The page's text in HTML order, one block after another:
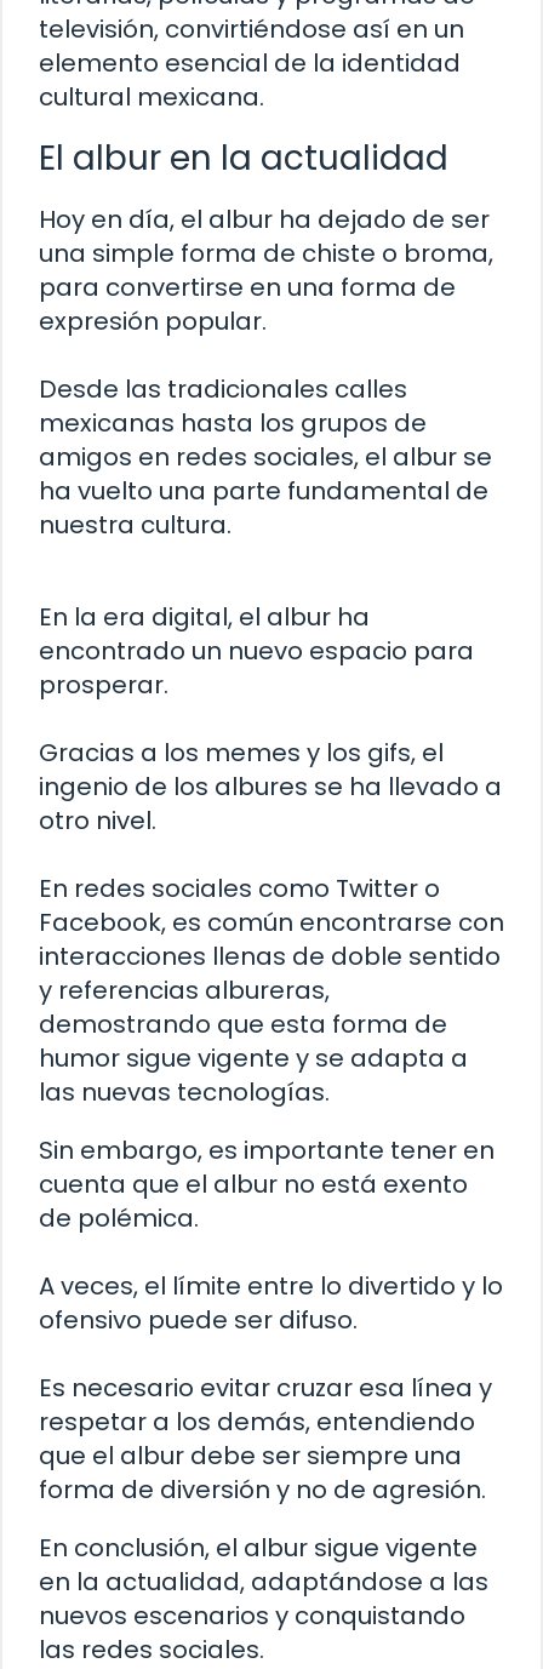
televisión, convirtiéndose así en un
elemento esencial de la identidad
cultural mexicana.
El albur en la actualidad
Hoy en día, el albur ha dejado de ser
una simple forma de chiste o broma,
para convertirse en una forma de
expresión popular.
Desde las tradicionales calles
mexicanas hasta los grupos de
amigos en redes sociales, el albur se
ha vuelto una parte fundamental de
nuestra cultura.
En la era digital, el albur ha
encontrado un nuevo espacio para
prosperar.
Gracias a los memes y los gifs, el
ingenio de los albures se ha llevado a
otro nivel.
En redes sociales como Twitter o
Facebook, es común encontrarse con
interacciones llenas de doble sentido
y referencias albureras,
demostrando que esta forma de
humor sigue vigente y se adapta a
las nuevas tecnologías.
Sin embargo, es importante tener en
cuenta que el albur no está exento
de polémica.
A veces, el límite entre lo divertido y lo
ofensivo puede ser difuso.
Es necesario evitar cruzar esa línea y
respetar a los demás, entendiendo
que el albur debe ser siempre una
forma de diversión y no de agresión.
En conclusión, el albur sigue vigente
en la actualidad, adaptándose a las
nuevos escenarios y conquistando
las redes sociales.